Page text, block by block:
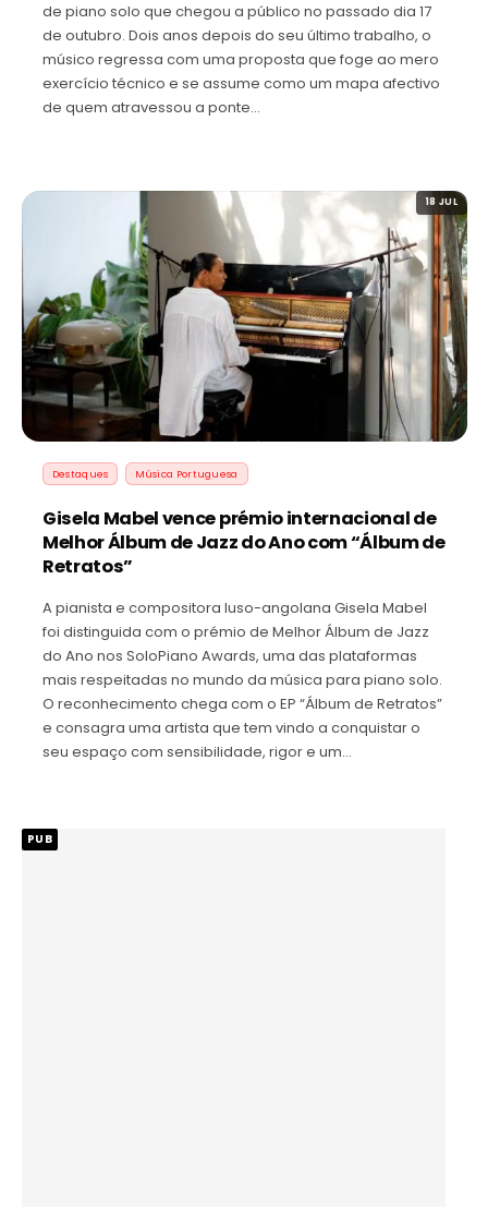
de piano solo que chegou a público no passado dia 17
de outubro. Dois anos depois do seu último trabalho, o
músico regressa com uma proposta que foge ao mero
exercício técnico e se assume como um mapa afectivo
de quem atravessou a ponte…
18 JUL
Destaques Música Portuguesa
Gisela Mabel vence prémio internacional de
Melhor Álbum de Jazz do Ano com “Álbum de
Retratos”
A pianista e compositora luso-angolana Gisela Mabel
foi distinguida com o prémio de Melhor Álbum de Jazz
do Ano nos SoloPiano Awards, uma das plataformas
mais respeitadas no mundo da música para piano solo.
O reconhecimento chega com o EP “Álbum de Retratos”
e consagra uma artista que tem vindo a conquistar o
seu espaço com sensibilidade, rigor e um…
PUB